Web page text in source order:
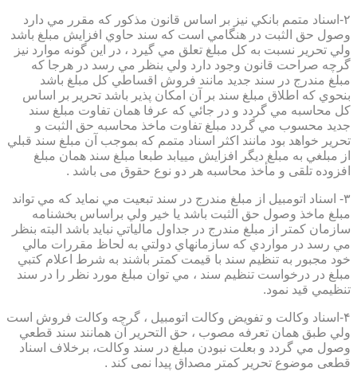
۲-اسناد متمم بانكي نيز بر اساس قانون مذكور كه مقرر مي دارد
وصول حق الثبت در هنگامي است كه سند حاوي افزايش مبلغ باشد
ولي تحرير نسبت به كل مبلغ تعلق مي گيرد ، در اين گونه موارد نيز
گرچه صراحت قانون وجود دارد ولي بنظر مي رسد در هرجا كه
مبلغ مندرج در سند جديد مانند فروش اقساطي كل مبلغ باشد
بنحوي كه اطلاق مبلغ سند بر آن امكان پذير باشد تحرير بر اساس
كل محاسبه مي گردد و در جائي كه عرفا همان تفاوت مبلغ سند
جديد محسوب مي گردد مبلغ تفاوت ماخذ محاسبه حق الثبت و
تحرير خواهد بود مانند اكثر اسناد متمم كه بموجب آن مبلغ سند قبلي
از مبلغي به مبلغ ديگر افزايش مييابد طبعا مبلغ سند همان مبلغ
افزوده تلقی و مأخذ محاسبه هر دو نوع حقوق می باشد .
۳- اسناد اتومبيل از مبلغ مندرج در سند تبعيت مي نمايد كه مي تواند
مبلغ ماخذ وصول حق الثبت باشد يا خير ولي براساس بخشنامه
سازمان كمتر از مبلغ مندرج در جداول مالياتي نبايد باشد البته بنظر
مي رسد در مواردي كه سازمانهاي دولتي به لحاظ مقررات مالي
خود مجبور به تنظيم سند با قيمت كمتر باشند به شرط اعلام كتبي
مبلغ در درخواست تنظيم سند ، مي توان مبلغ مورد نظر را در سند
تنظيمي قيد نمود.
۴-اسناد وكالت و تفويض وكالت اتومبيل ، گرچه وكالت فروش است
ولي طبق همان تعرفه مصوب ، حق التحرير آن همانند سند قطعي
وصول مي گردد و بعلت نبودن مبلغ در سند وكالت، برخلاف اسناد
قطعی موضوع تحریر کمتر مصداق پیدا نمی کند .